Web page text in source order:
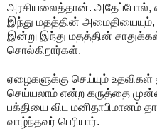
அரசியலைத்தான். அதேப்போல்,
இந்து மதத்தின்
இன்று இந்து மதத்தின்
சொல்கிறார்கள்.
ஏழைகளுக்கு செய்யும் உதவிகள்
செய்யலாம் என்ற கருத்தை
பக்தியை விட மனிதாபிமானம்
வாழ்ந்தவர் பெரியார்.